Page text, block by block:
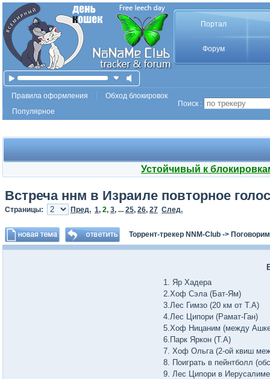
Портал
Форум
Правила оформления
Обход блокировок
Популярное
Поиск :
Устойчивый к
Встреча ннм в Израиле повторное
Страницы: Пред. 1, 2, 3, ... 25, 26, 27 След.
Торрент-трекер NNM-Club -> Поговорим
1. Яр Хадера
2.Хоф Сэла (Бат-Ям)
3.Лес Гимзо (20 км от Т.А)
4.Лес Ципори (Рамат-Ган)
5.Хоф Ницаним (между
6.Парк Яркон (Т.А)
7. Хоф Ольга (2-ой квиш
8. Поиграть в пейнтболл
9. Лес Ципори в